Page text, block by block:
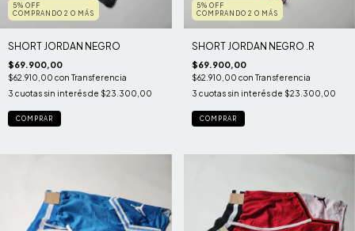
5% OFF
COMPRANDO 2 O MÁS
SHORT JORDAN NEGRO
$69.900,00
$62.910,00 con Transferencia
3 cuotas sin interés de $23.300,00
COMPRAR
5% OFF
COMPRANDO 2 O MÁS
SHORT JORDAN NEGRO .R
$69.900,00
$62.910,00 con Transferencia
3 cuotas sin interés de $23.300,00
COMPRAR